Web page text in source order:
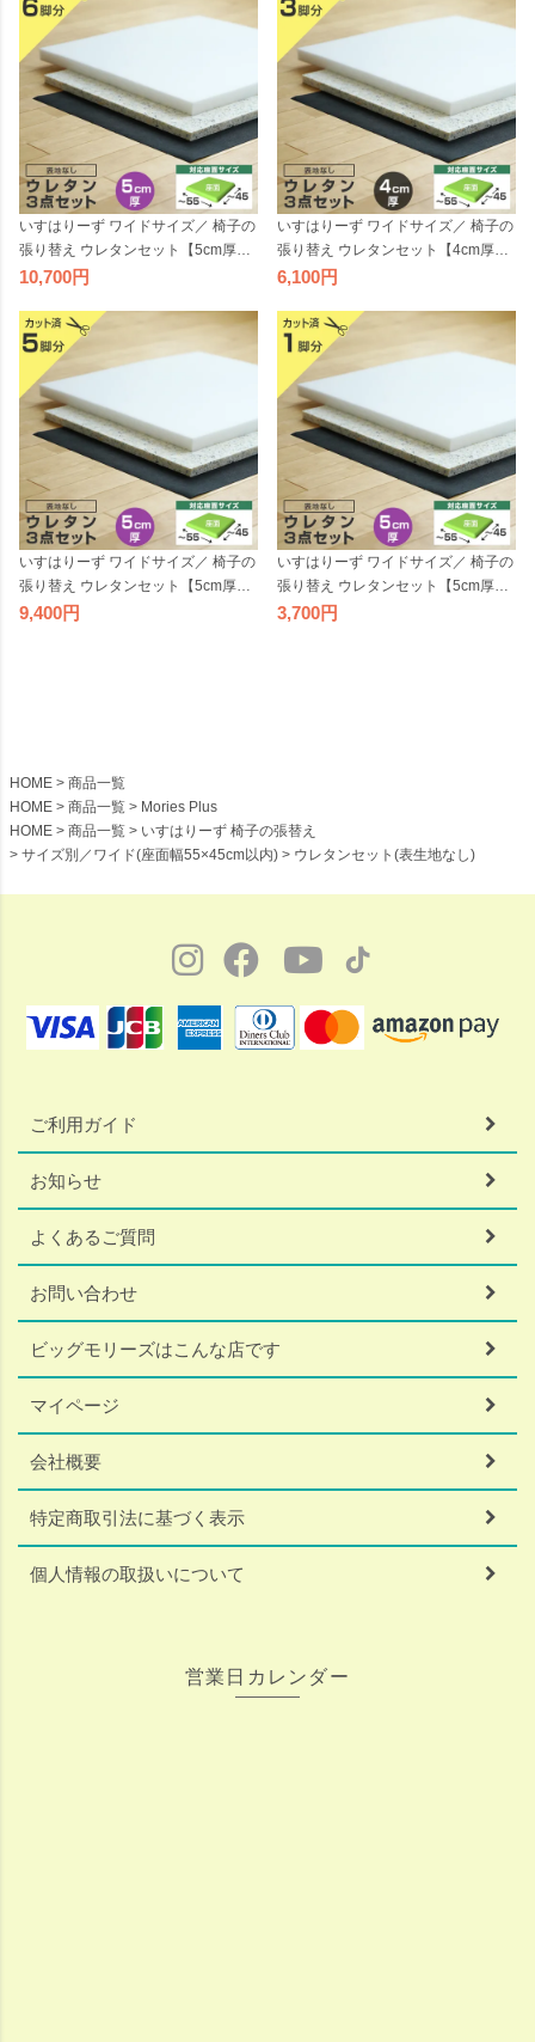
ア 座面 修理 材料 クッション スポン
ジ 椅子 張替え
ア 座面 修理 材料 クッション スポン
ジ 椅子 張替え
いすはりーず ワイドサイズ／ 椅子の
張り替え ウレタンセット【5cm厚】
【6脚分】※表地なし・中材のみ ( ウ
いす DIY イス 張り替え キット チェ
ア 座面 修理 材料 クッション スポン
ジ 椅子 張替え
10,700
いすはりーず ワイドサイズ／ 椅子の
張り替え ウレタンセット【4cm厚】
【3脚分】※表地なし・中材のみ ( ウ
いす DIY イス 張り替え キット チェ
ア 座面 修理 材料 クッション スポン
ジ 椅子 張替え
6,100
いすはりーず ワイドサイズ／ 椅子の
張り替え ウレタンセット【5cm厚】
【5脚分】※表地なし・中材のみ ( ウ
9,400
いすはりーず ワイドサイズ／ 椅子の
張り替え ウレタンセット【5cm厚】
【1脚分】 ※表地なし・中材のみ ( ウ
3,700
HOME
商品一覧
HOME
商品一覧
Mories Plus
HOME
商品一覧
いすはりーず 椅子の張替え
サイズ別／ワイド(座面幅55×45cm以内)
ウレタンセット(表生地なし)
ご利用ガイド
お知らせ
よくあるご質問
お問い合わせ
ビッグモリーズはこんな店です
マイページ
会社概要
特定商取引法に基づく表示
個人情報の取扱いについて
営業日カレンダー